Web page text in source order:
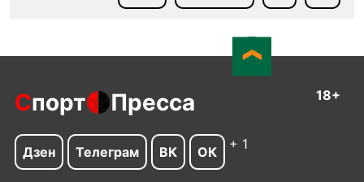
Спорт Пресса 18+
Дзен Телеграм ВК ОК + 1